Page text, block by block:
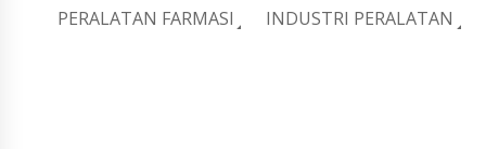
PERALATAN FARMASI INDUSTRI PERALATAN